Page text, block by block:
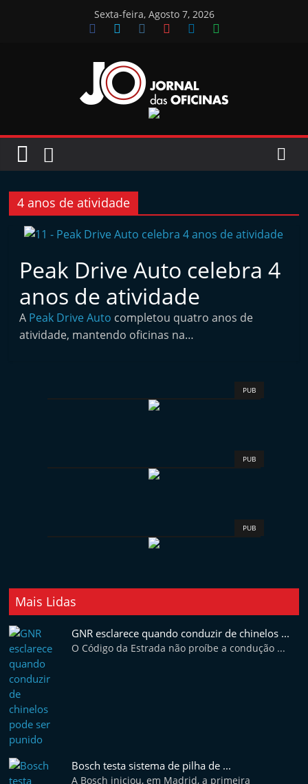
Sexta-feira, Agosto 7, 2026
Jornal
das
Oficinas
J
o
n
a
l
i
o
t
e
4 anos de atividade
Peak Drive Auto celebra 4
anos de atividade
A Peak Drive Auto completou quatro anos de
atividade, mantendo oficinas na…
PUB
PUB
PUB
Mais Lidas
GNR esclarece quando conduzir de chinelos ...
O Código da Estrada não proíbe a condução ...
Bosch testa sistema de pilha de ...
A Bosch iniciou, em Madrid, a primeira